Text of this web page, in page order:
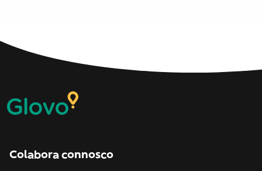
Colabora connosco